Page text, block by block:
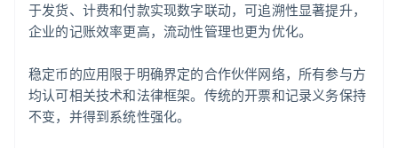
于发货、计费和付款实现数字联动，可追溯性显著提升，
企业的记账效率更高，流动性管理也更为优化。
稳定币的应用限于明确界定的合作伙伴网络，所有参与方
均认可相关技术和法律框架。传统的开票和记录义务保持
不变，并得到系统性强化。